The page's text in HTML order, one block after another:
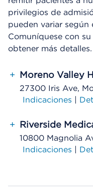
privilegios de
pueden variar según
Comuníquese con
obtener más detalles.
+ Moreno Valley
27300 Iris Ave,
Indicaciones |
+ Riverside
10800 Magnolia
Indicaciones |